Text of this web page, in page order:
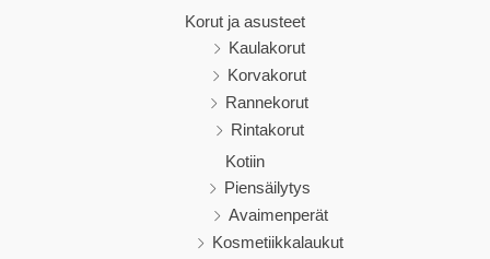
Korut ja asusteet
Kaulakorut
Korvakorut
Rannekorut
Rintakorut
Kotiin
Piensäilytys
Avaimenperät
Kosmetiikkalaukut